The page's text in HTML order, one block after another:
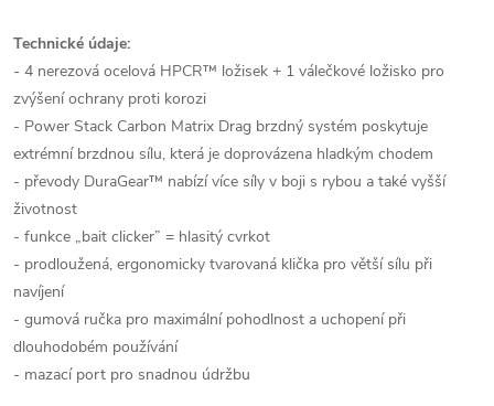
Technické údaje:
- 4 nerezová ocelová HPCR™ ložisek + 1 válečkové ložisko pro
zvýšení ochrany proti korozi
- Power Stack Carbon Matrix Drag brzdný systém poskytuje
extrémní brzdnou sílu, která je doprovázena hladkým chodem
- převody DuraGear™ nabízí více síly v boji s rybou a také vyšší
životnost
- funkce „bait clicker” = hlasitý cvrkot
- prodloužená, ergonomicky tvarovaná klička pro větší sílu při
navíjení
- gumová ručka pro maximální pohodlnost a uchopení při
dlouhodobém používání
- mazací port pro snadnou údržbu